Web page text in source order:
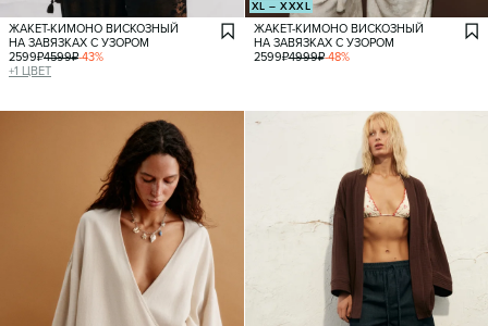
ЖАКЕТ-КИМОНО ВИСКОЗНЫЙ
НА ЗАВЯЗКАХ С УЗОРОМ
2599₽4599₽-43%
+1 ЦВЕТ
XL – XXXL
ЖАКЕТ-КИМОНО ВИСКОЗНЫЙ
НА ЗАВЯЗКАХ С УЗОРОМ
2599₽4999₽-48%